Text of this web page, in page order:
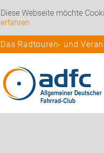
Diese Webseite möchte
erfahren
Das Radtouren- und